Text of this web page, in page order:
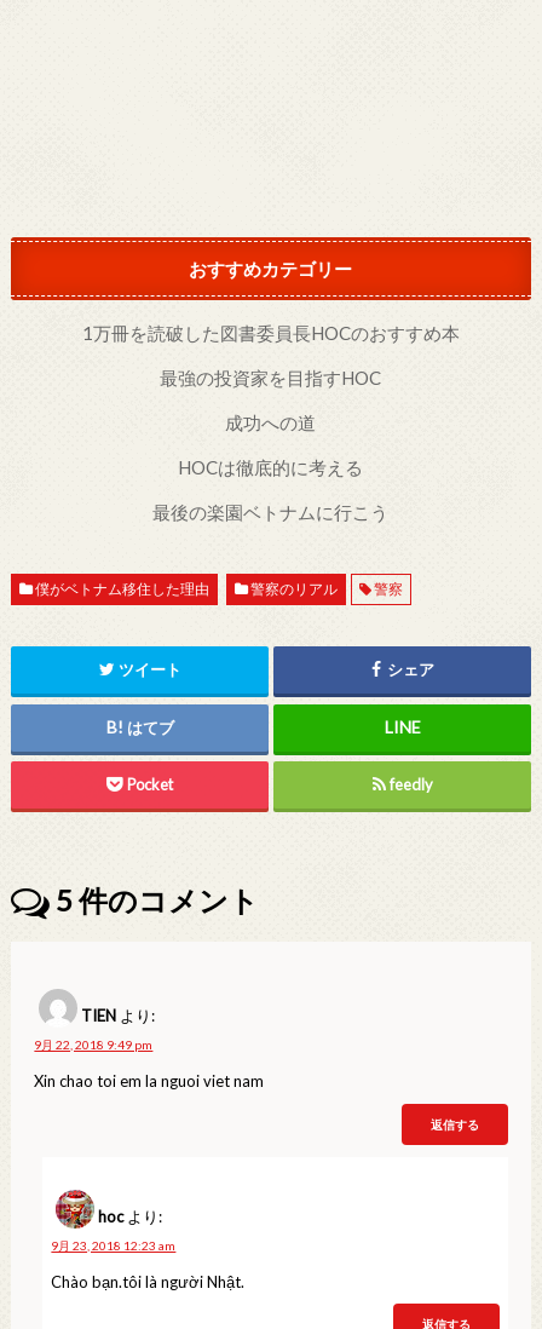
おすすめカテゴリー
1万冊を読破した図書委員長HOCのおすすめ本
最強の投資家を目指すHOC
成功への道
HOCは徹底的に考える
最後の楽園ベトナムに行こう
僕がベトナム移住した理由 警察のリアル 警察
ツイート シェア
はてブ
Pocket feedly
5件のコメント
TIEN より:
9月 22, 2018 9:49 pm
Xin chao toi em la nguoi viet nam
返信する
hoc より:
9月 23, 2018 12:23 am
Chào bạn.tôi là người Nhật.
返信する